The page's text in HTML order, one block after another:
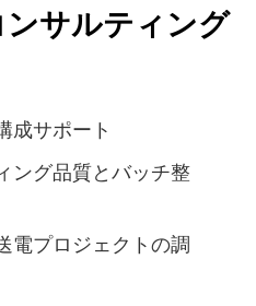
サルティング
成サポート
ング品質とバッチ整
電プロジェクトの調